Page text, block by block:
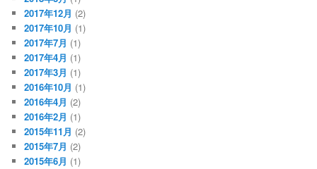
2017年12月 (2)
2017年10月 (1)
2017年7月 (1)
2017年4月 (1)
2017年3月 (1)
2016年10月 (1)
2016年4月 (2)
2016年2月 (1)
2015年11月 (2)
2015年7月 (2)
2015年6月 (1)